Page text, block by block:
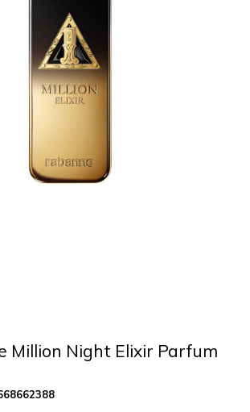
Million Night Elixir Parfum